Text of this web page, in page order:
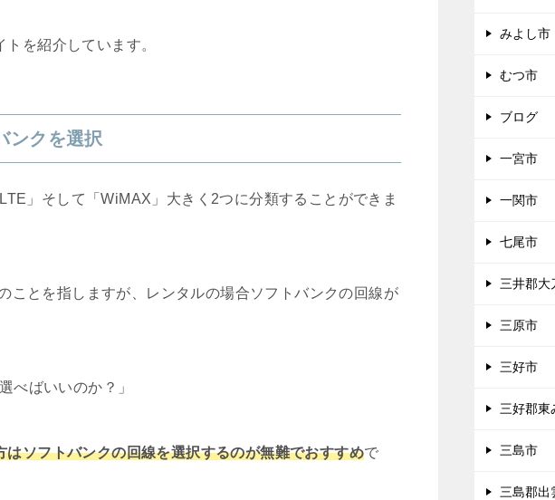
を紹介しています。
ンクを選択
」そして「WiMAX」大きく2つに分類することができま
ことを指しますが、レンタルの場合ソフトバンクの回線が
べばいいのか？」
はソフトバンクの回線を選択するのが無難でおすすめで
みよし市
むつ市
ブログ
一宮市
一関市
七尾市
三井郡大
三原市
三好市
三好郡東
三島市
三島郡出